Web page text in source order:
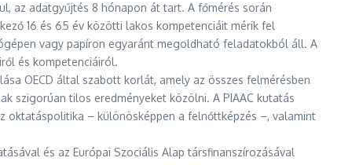
az adatgyűjtés 8 hónapon át tart. A főmérés során
16 és 65 év közötti lakos kompetenciáit mérik fel
vagy papíron egyaránt megoldható feladatokból áll. A
és kompetenciáiról.
OECD által szabott korlát, amely az összes felmérésben
szigorúan tilos eredményeket közölni. A PIAAC kutatás
oktatáspolitika – különösképpen a felnőttképzés –, valamint
és az Európai Szociális Alap társfinanszírozásával